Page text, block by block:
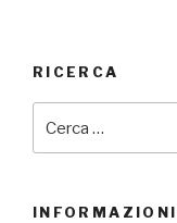
RICERCA